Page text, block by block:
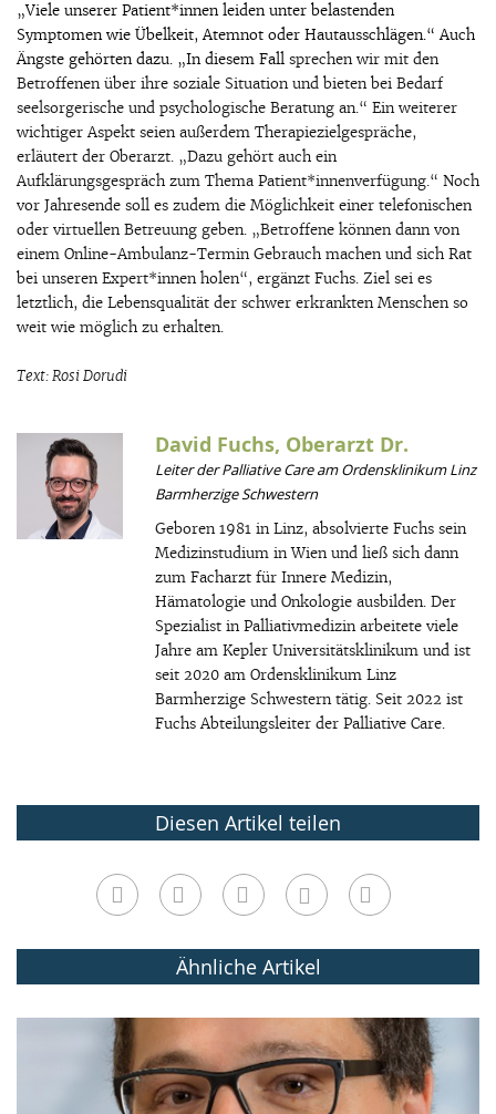
„Viele unserer Patient*innen leiden unter belastenden
Symptomen wie Übelkeit, Atemnot oder Hautausschlägen.“ Auch
Ängste gehörten dazu. „In diesem Fall sprechen wir mit den
Betroffenen über ihre soziale Situation und bieten bei Bedarf
seelsorgerische und psychologische Beratung an.“ Ein weiterer
wichtiger Aspekt seien außerdem Therapiezielgespräche,
erläutert der Oberarzt. „Dazu gehört auch ein
Aufklärungsgespräch zum Thema Patient*innenverfügung.“ Noch
vor Jahresende soll es zudem die Möglichkeit einer telefonischen
oder virtuellen Betreuung geben. „Betroffene können dann von
einem Online-Ambulanz-Termin Gebrauch machen und sich Rat
bei unseren Expert*innen holen“, ergänzt Fuchs. Ziel sei es
letztlich, die Lebensqualität der schwer erkrankten Menschen so
weit wie möglich zu erhalten.
Text: Rosi Dorudi
David Fuchs, Oberarzt Dr.
Leiter der Palliative Care am Ordensklinikum Linz
Barmherzige Schwestern
Geboren 1981 in Linz, absolvierte Fuchs sein
Medizinstudium in Wien und ließ sich dann
zum Facharzt für Innere Medizin,
Hämatologie und Onkologie ausbilden. Der
Spezialist in Palliativmedizin arbeitete viele
Jahre am Kepler Universitätsklinikum und ist
seit 2020 am Ordensklinikum Linz
Barmherzige Schwestern tätig. Seit 2022 ist
Fuchs Abteilungsleiter der Palliative Care.
Diesen Artikel teilen
Ähnliche Artikel